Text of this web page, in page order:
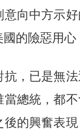
向中方示
的險惡用心
，已是無
總統，都不
的興奮表